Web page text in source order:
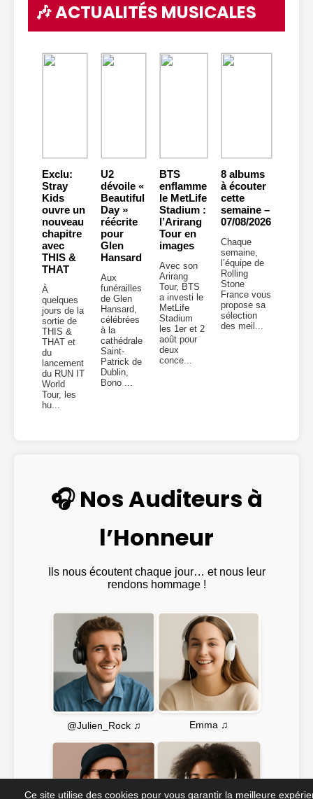
🎶 ACTUALITÉS MUSICALES
Exclu:
Stray
Kids
ouvre un
nouveau
chapitre
avec
THIS &
THAT
À
quelques
jours de la
sortie de
THIS &
THAT et
du
lancement
du RUN IT
World
Tour, les
hu...
U2
dévoile «
Beautiful
Day »
réécrite
pour
Glen
Hansard
Aux
funérailles
de Glen
Hansard,
célébrées
à la
cathédrale
Saint-
Patrick de
Dublin,
Bono ...
BTS
enflamme
le MetLife
Stadium :
l’Arirang
Tour en
images
Avec son
Arirang
Tour, BTS
a investi le
MetLife
Stadium
les 1er et 2
août pour
deux
conce...
8 albums
à écouter
cette
semaine –
07/08/2026
Chaque
semaine,
l’équipe de
Rolling
Stone
France vous
propose sa
sélection
des meil...
🎧 Nos Auditeurs à
l’Honneur
Ils nous écoutent chaque jour… et nous leur
rendons hommage !
@Julien_Rock ♫ Emma ♫
Ce site utilise des cookies pour vous garantir la meilleure